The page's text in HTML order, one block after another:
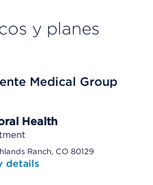
y planes
Medical Group
Health
Ranch, CO 80129
details